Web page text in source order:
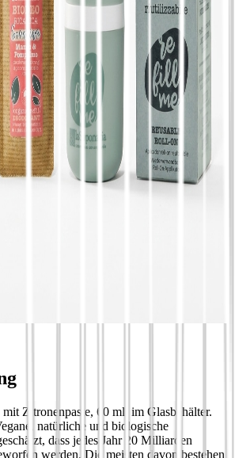
natürliches Deodorant | 2 Düfte
- La Saponaria, Roll-on +
Nur-Nachfüllung, Duft
Lippenkonturenstift | 3
Traube, Maulbeere - La
Traube
Zitronenpaste, 60 ml, im Glasbehälter.
natürliche und biologische
dass jedes Jahr 20 Milliarden
werden. Die meisten davon bestehen